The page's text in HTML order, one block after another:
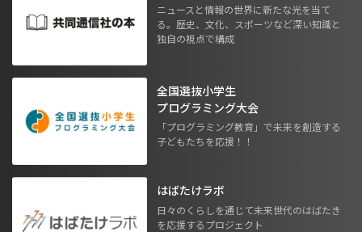
ニュースと情報の世界に新たな光を当て
る。歴史、文化、スポーツなど深い知識と
独自の視点で構成
全国選抜小学生
プログラミング大会
「プログラミング教育」で未来を創造する
子どもたちを応援！！
はばたけラボ
日々のくらしを通じて未来世代のはばたき
を応援するプロジェクト